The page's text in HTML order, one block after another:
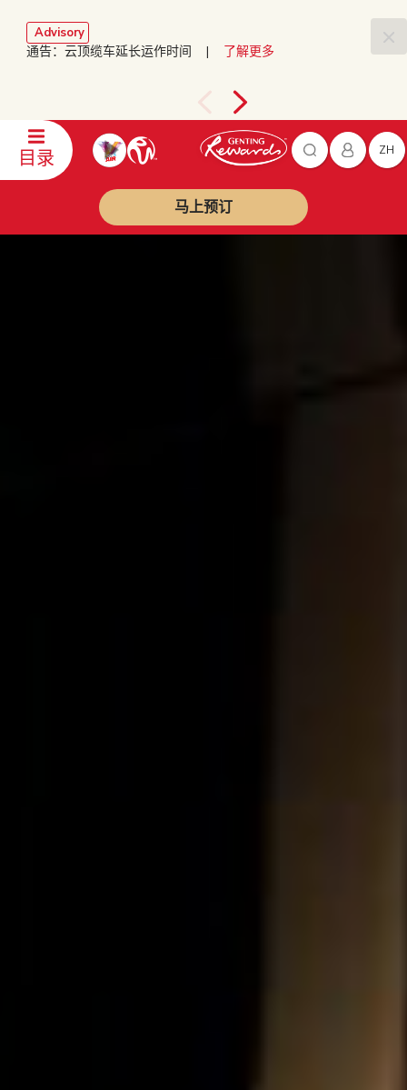
Advisory
通告：云顶缆车延长运作时间 | 了解更多
目录 ZH
马上预订